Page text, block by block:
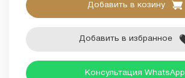
Добавить в козину
Добавить в избранное
Консультация WhatsApp